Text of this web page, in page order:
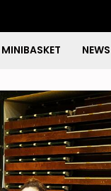
MINIBASKET NEWS